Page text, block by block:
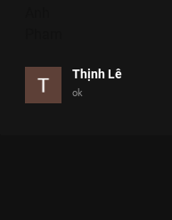
Thịnh Lê
ok